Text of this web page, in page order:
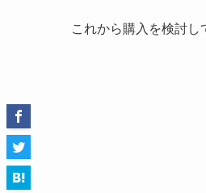
これから購入を検討